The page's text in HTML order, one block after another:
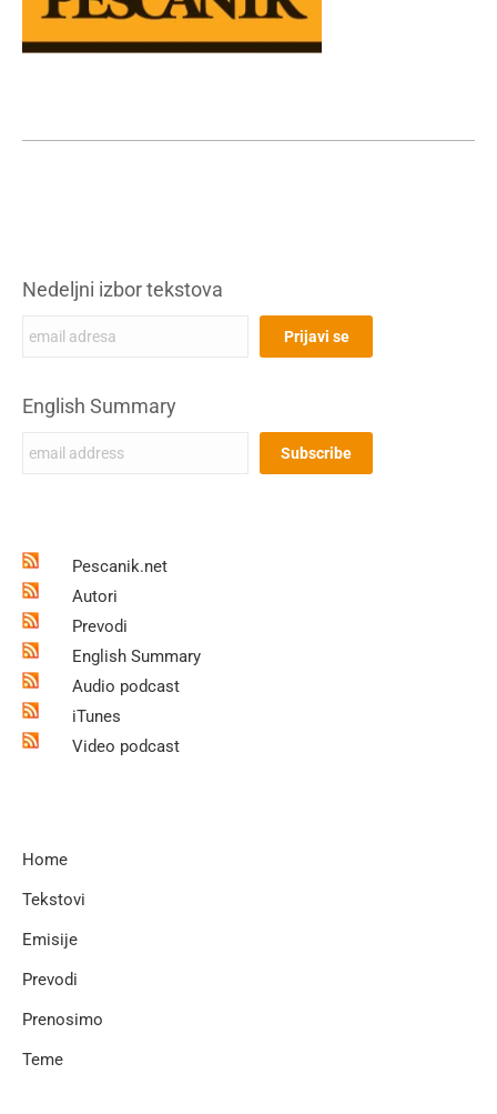
Nedeljni izbor tekstova
English Summary
Pescanik.net
Autori
Prevodi
English Summary
Audio podcast
iTunes
Video podcast
Home
Tekstovi
Emisije
Prevodi
Prenosimo
Teme